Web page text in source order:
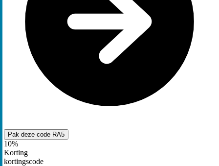
Pak deze code RA5
10%
Korting
kortingscode